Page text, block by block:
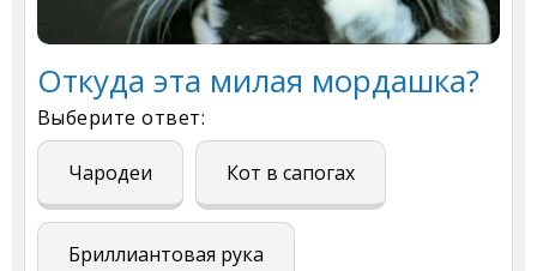
Откуда эта милая мордашка?
Выберите ответ:
Чародеи Кот в сапогах
Бриллиантовая рука